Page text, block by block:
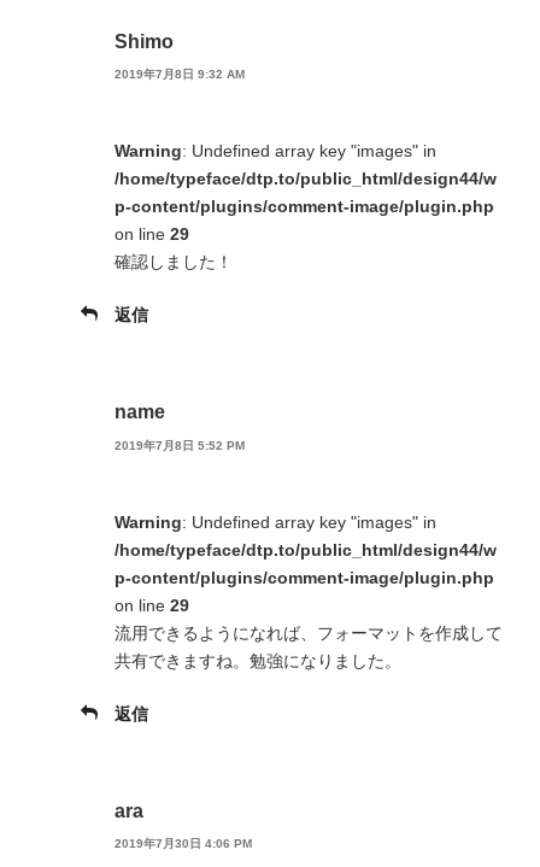
Shimo
2019年7月8日 9:32 AM
Warning: Undefined array key "images" in
/home/typeface/dtp.to/public_html/design44/w
p-content/plugins/comment-image/plugin.php
on line 29
確認しました！
返信
name
2019年7月8日 5:52 PM
Warning: Undefined array key "images" in
/home/typeface/dtp.to/public_html/design44/w
p-content/plugins/comment-image/plugin.php
on line 29
流用できるようになれば、フォーマットを作成して
共有できますね。勉強になりました。
返信
ara
2019年7月30日 4:06 PM